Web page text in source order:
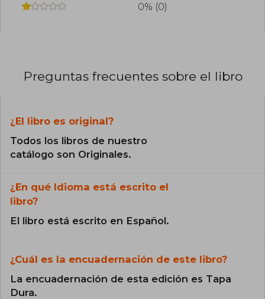
0% (0)
Preguntas frecuentes sobre el libro
¿El libro es original?
Todos los libros de nuestro
catálogo son Originales.
¿En qué Idioma está escrito el
libro?
El libro está escrito en Español.
¿Cuál es la encuadernación de este libro?
La encuadernación de esta edición es Tapa
Dura.